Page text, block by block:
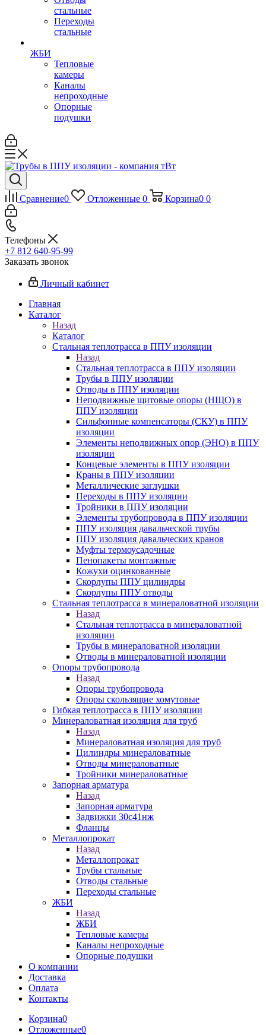
стальные
Переходы
стальные
ЖБИ
Тепловые
камеры
Каналы
непроходные
Опорные
подушки
Сравнение0 Отложенные 0 Корзина0 0
Телефоны
+7 812 640-95-99
Заказать звонок
Личный кабинет
Главная
Каталог
Назад
Каталог
Стальная теплотрасса в ППУ изоляции
Назад
Стальная теплотрасса в ППУ изоляции
Трубы в ППУ изоляции
Отводы в ППУ изоляции
Неподвижные щитовые опоры (НЩО) в
ППУ изоляции
Cильфонные компенсаторы (СКУ) в ППУ
изоляции
Элементы неподвижных опор (ЭНО) в ППУ
изоляции
Концевые элементы в ППУ изоляции
Краны в ППУ изоляции
Металлические заглушки
Переходы в ППУ изоляции
Тройники в ППУ изоляции
Элементы трубопровода в ППУ изоляции
ППУ изоляция давальческой трубы
ППУ изоляция давальческих кранов
Муфты термоусадочные
Пенопакеты монтажные
Кожухи оцинкованные
Скорлупы ППУ цилиндры
Скорлупы ППУ отводы
Стальная теплотрасса в минераловатной изоляции
Назад
Стальная теплотрасса в минераловатной
изоляции
Трубы в минераловатной изоляции
Отводы в минераловатной изоляции
Опоры трубопровода
Назад
Опоры трубопровода
Опоры скользящие хомутовые
Гибкая теплотрасса в ППУ изоляции
Минераловатная изоляция для труб
Назад
Минераловатная изоляция для труб
Цилиндры минераловатные
Отводы минераловатные
Тройники минераловатные
Запорная арматура
Назад
Запорная арматура
Задвижки 30с41нж
Фланцы
Металлопрокат
Назад
Металлопрокат
Трубы стальные
Отводы стальные
Переходы стальные
ЖБИ
Назад
ЖБИ
Тепловые камеры
Каналы непроходные
Опорные подушки
О компании
Доставка
Оплата
Контакты
Корзина0
Отложенные0